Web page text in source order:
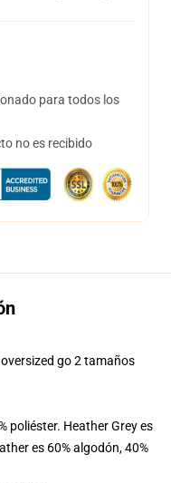
para todos los
no es recibido
go 2 tamaños
poliéster. Heather Grey es
es 60% algodón, 40%